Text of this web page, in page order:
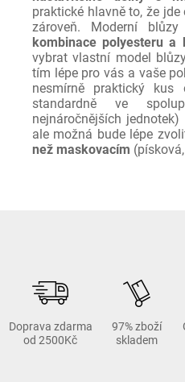
praktické hlavně to, že
zároveň. Moderní
kombinace polyesteru a
vybrat vlastní model
tím lépe pro vás a vaše
nesmírně praktický
standardně ve
nejnáročnějších
ale možná bude lépe
než maskovacím
Doprava zdarma
od 2500Kč
97% zboží
skladem